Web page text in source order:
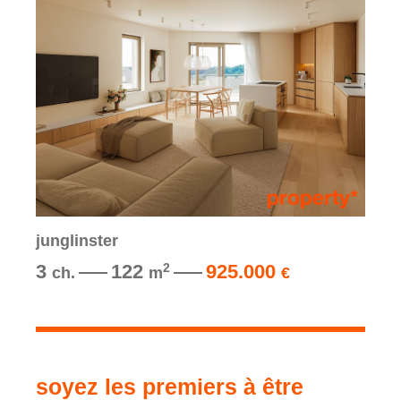
junglinster
3 ch. 122 m2 925.000 €
soyez les premiers à être